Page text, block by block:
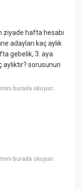
ziyade hafta hesabı
adayları kaç aylık
gebelik, 3. aya
sorusunun
burada okuyun:
burada okuyun: